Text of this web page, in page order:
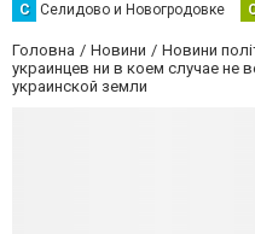
С Селидово и Новогродовке
Головна Новини Новини
украинцев ни в коем случае не
украинской земли